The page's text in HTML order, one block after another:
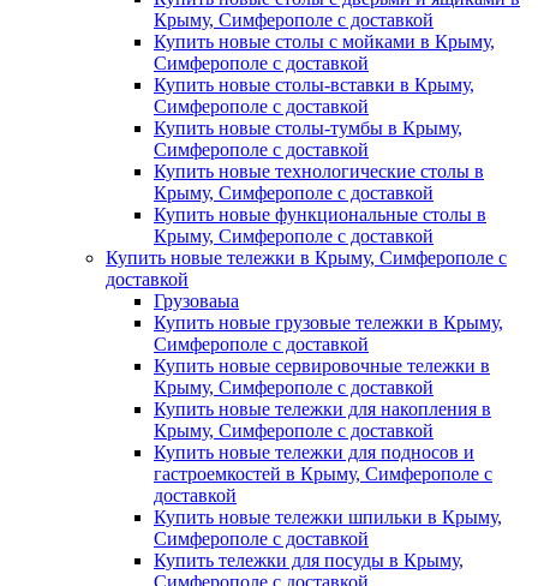
Крыму, Симферополе с доставкой
Купить новые столы с мойками в Крыму,
Симферополе с доставкой
Купить новые столы-вставки в Крыму,
Симферополе с доставкой
Купить новые столы-тумбы в Крыму,
Симферополе с доставкой
Купить новые технологические столы в
Крыму, Симферополе с доставкой
Купить новые функциональные столы в
Крыму, Симферополе с доставкой
Купить новые тележки в Крыму, Симферополе с
доставкой
Грузоваыа
Купить новые грузовые тележки в Крыму,
Симферополе с доставкой
Купить новые сервировочные тележки в
Крыму, Симферополе с доставкой
Купить новые тележки для накопления в
Крыму, Симферополе с доставкой
Купить новые тележки для подносов и
гастроемкостей в Крыму, Симферополе с
доставкой
Купить новые тележки шпильки в Крыму,
Симферополе с доставкой
Купить тележки для посуды в Крыму,
Симферополе с доставкой